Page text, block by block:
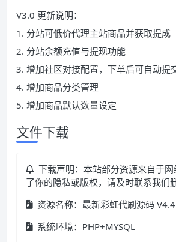
V3.0 更新说明：
1. 分站可低价代理主站商品并获取提成
2. 分站余额充值与提现功能
3. 增加社区对接配置，下单后可自动提
4. 增加商品分类管理
5. 增加商品默认数量设定
文件下载
下载声明：本站部分资源来自于
了你的隐私或版权，请及时联系我们
资源名称：最新彩虹代刷源码
系统环境：PHP+MYSQL